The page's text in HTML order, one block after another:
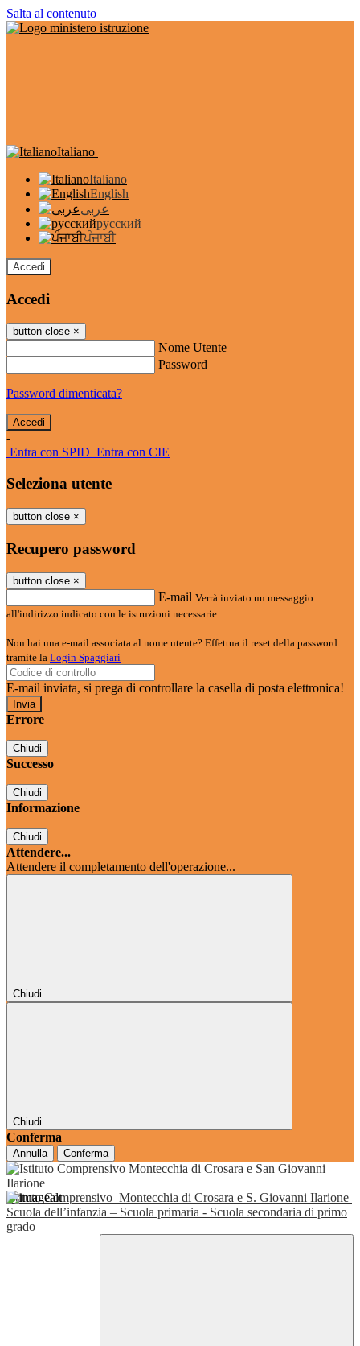
Salta al contenuto
Italiano
Italiano
English
عربى
русский
ਪੰਜਾਬੀ
Accedi
Accedi
button close ×
Nome Utente
Password
Password dimenticata?
-
Entra con SPID Entra con CIE
Seleziona utente
button close ×
Recupero password
button close ×
E-mail Verrà inviato un messaggio
all'indirizzo indicato con le istruzioni necessarie.
Non hai una e-mail associata al nome utente? Effettua il reset della password
tramite la Login Spaggiari
E-mail inviata, si prega di controllare la casella di posta elettronica!
Errore
Chiudi
Successo
Chiudi
Informazione
Chiudi
Attendere...
Attendere il completamento dell'operazione...
Chiudi
Chiudi
Conferma
Annulla Conferma
Istituto Comprensivo Montecchia di Crosara e S. Giovanni Ilarione
Scuola dell’infanzia – Scuola primaria - Scuola secondaria di primo
grado